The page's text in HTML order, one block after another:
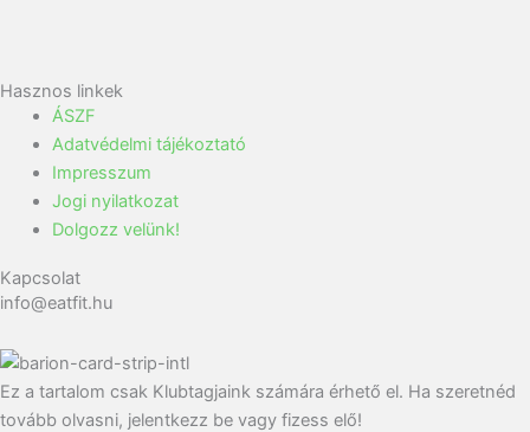
Hasznos linkek
ÁSZF
Adatvédelmi tájékoztató
Impresszum
Jogi nyilatkozat
Dolgozz velünk!
Kapcsolat
info@eatfit.hu
Ez a tartalom csak Klubtagjaink számára érhető el. Ha szeretnéd
tovább olvasni, jelentkezz be vagy fizess elő!